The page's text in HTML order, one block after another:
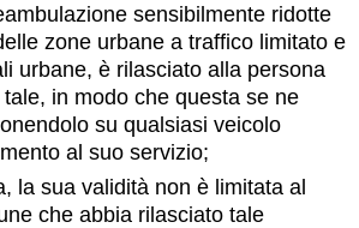
sensibilmente ridotte
zone urbane a traffico limitato e
urbane, è rilasciato alla persona
in modo che questa se ne
su qualsiasi veicolo
al suo servizio;
la sua validità non è limitata al
che abbia rilasciato tale